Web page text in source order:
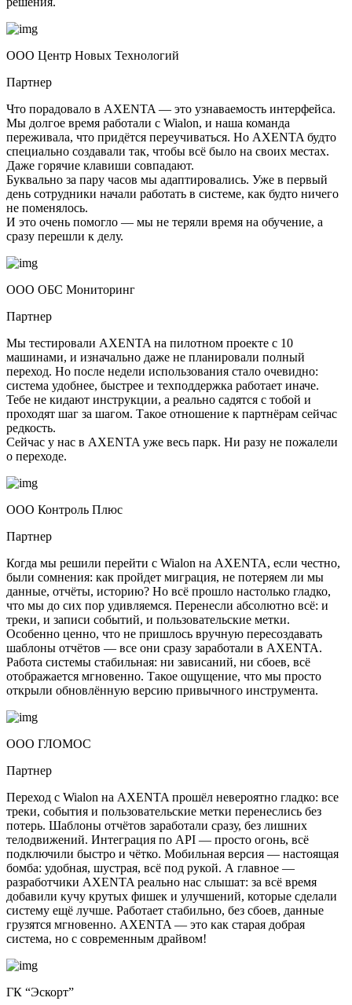
ООО Центр Новых Технологий
Партнер
Что порадовало в AXENTA — это узнаваемость интерфейса.
Мы долгое время работали с Wialon, и наша команда
переживала, что придётся переучиваться. Но AXENTA будто
специально создавали так, чтобы всё было на своих местах.
Даже горячие клавиши совпадают.
Буквально за пару часов мы адаптировались. Уже в первый
день сотрудники начали работать в системе, как будто ничего
не поменялось.
И это очень помогло — мы не теряли время на обучение, а
сразу перешли к делу.
ООО ОБС Мониторинг
Партнер
Мы тестировали AXENTA на пилотном проекте с 10
машинами, и изначально даже не планировали полный
переход. Но после недели использования стало очевидно:
система удобнее, быстрее и техподдержка работает иначе.
Тебе не кидают инструкции, а реально садятся с тобой и
проходят шаг за шагом. Такое отношение к партнёрам сейчас
редкость.
Сейчас у нас в AXENTA уже весь парк. Ни разу не пожалели
о переходе.
ООО Контроль Плюс
Партнер
Когда мы решили перейти с Wialon на AXENTA, если честно,
были сомнения: как пройдет миграция, не потеряем ли мы
данные, отчёты, историю? Но всё прошло настолько гладко,
что мы до сих пор удивляемся. Перенесли абсолютно всё: и
треки, и записи событий, и пользовательские метки.
Особенно ценно, что не пришлось вручную пересоздавать
шаблоны отчётов — все они сразу заработали в AXENTA.
Работа системы стабильная: ни зависаний, ни сбоев, всё
отображается мгновенно. Такое ощущение, что мы просто
открыли обновлённую версию привычного инструмента.
ООО ГЛОМОС
Партнер
Переход с Wialon на AXENTA прошёл невероятно гладко: все
треки, события и пользовательские метки перенеслись без
потерь. Шаблоны отчётов заработали сразу, без лишних
телодвижений. Интеграция по API — просто огонь, всё
подключили быстро и чётко. Мобильная версия — настоящая
бомба: удобная, шустрая, всё под рукой. А главное —
разработчики AXENTA реально нас слышат: за всё время
добавили кучу крутых фишек и улучшений, которые сделали
систему ещё лучше. Работает стабильно, без сбоев, данные
грузятся мгновенно. AXENTA — это как старая добрая
система, но с современным драйвом!
ГК “Эскорт”